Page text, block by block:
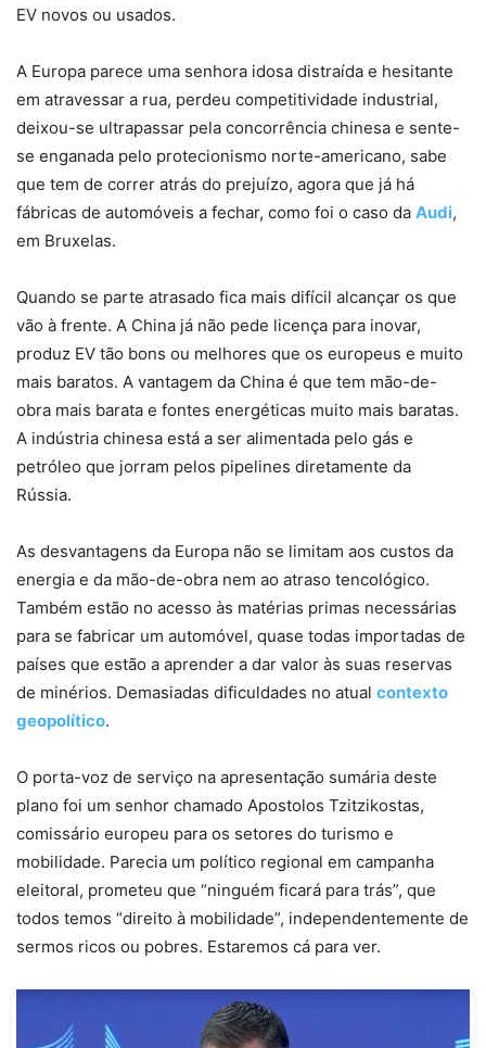
EV novos ou usados.
A Europa parece uma senhora idosa distraída e hesitante
em atravessar a rua, perdeu competitividade industrial,
deixou-se ultrapassar pela concorrência chinesa e sente-
se enganada pelo protecionismo norte-americano, sabe
que tem de correr atrás do prejuízo, agora que já há
fábricas de automóveis a fechar, como foi o caso da Audi,
em Bruxelas.
Quando se parte atrasado fica mais difícil alcançar os que
vão à frente. A China já não pede licença para inovar,
produz EV tão bons ou melhores que os europeus e muito
mais baratos. A vantagem da China é que tem mão-de-
obra mais barata e fontes energéticas muito mais baratas.
A indústria chinesa está a ser alimentada pelo gás e
petróleo que jorram pelos pipelines diretamente da
Rússia.
As desvantagens da Europa não se limitam aos custos da
energia e da mão-de-obra nem ao atraso tencológico.
Também estão no acesso às matérias primas necessárias
para se fabricar um automóvel, quase todas importadas de
países que estão a aprender a dar valor às suas reservas
de minérios. Demasiadas dificuldades no atual contexto
geopolítico.
O porta-voz de serviço na apresentação sumária deste
plano foi um senhor chamado Apostolos Tzitzikostas,
comissário europeu para os setores do turismo e
mobilidade. Parecia um político regional em campanha
eleitoral, prometeu que “ninguém ficará para trás”, que
todos temos “direito à mobilidade”, independentemente de
sermos ricos ou pobres. Estaremos cá para ver.